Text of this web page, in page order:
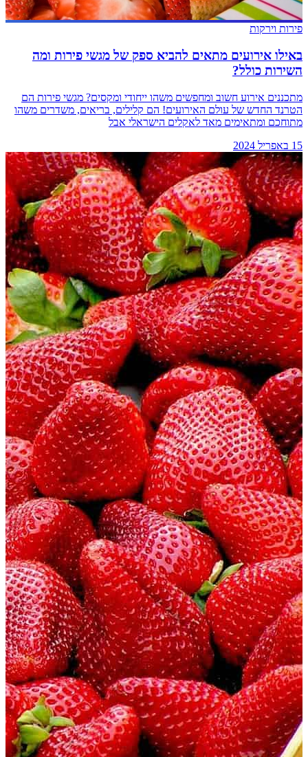
פירות וירקות
באילו אירועים מתאים להביא ספק של מגשי פירות ומה
השירות כולל?
מתכננים אירוע חשוב ומחפשים משהו ייחודי ומקסים? מגשי פירות הם
הטרנד החדש של עולם האירועים! הם קלילים, בריאים, משדרים משהו
מתוחכם ומתאימים מאד לאקלים הישראלי אבל
15 באפריל 2024